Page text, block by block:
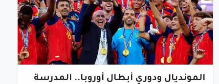
المونديال ودوري أبطال أوروبا.. المدرسة